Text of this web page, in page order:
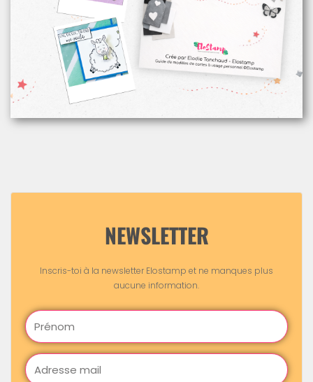
NEWSLETTER
Inscris-toi à la newsletter Elostamp et ne manques plus
aucune information.